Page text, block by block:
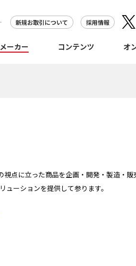
新規お取引について 採用情報
ーカー コンテンツ オ
点に立った商品を企画・開発・製造・販
ーションを提供して参ります。